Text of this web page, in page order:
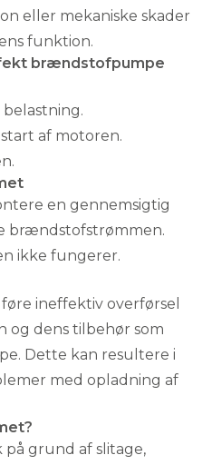
eller mekaniske skader
funktion.
brændstofpumpe
af motoren.
en gennemsigtig
brændstofstrømmen.
ikke fungerer.
ineffektiv overførsel
og dens tilbehør som
Dette kan resultere i
med opladning af
grund af slitage,